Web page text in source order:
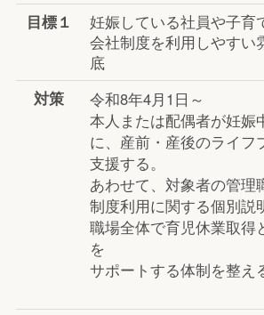
目標１
妊娠している社員や子育
会社制度を利用しやすい
底
対策
令和8年4月1日～
本人または配偶者が妊娠
に、産前・産後のライフ
支援する。
あわせて、対象者の管理
制度利用に関する個別説
職場全体で育児休業取得
を
サポートする体制を整え